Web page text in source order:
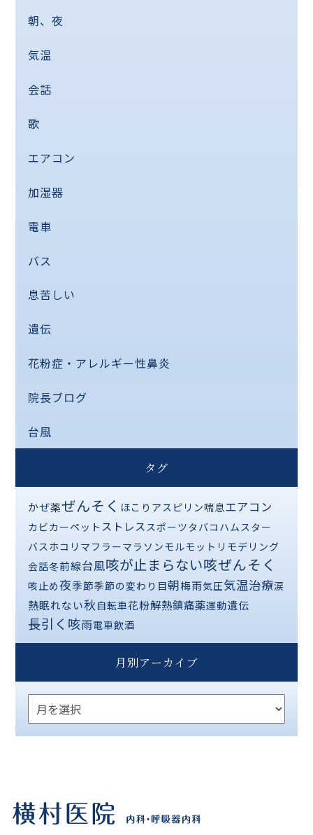
朝、夜
気温
会話
歌
エアコン
加湿器
電車
バス
息苦しい
遺伝
花粉症・アレルギー性鼻炎
院長ブログ
台風
タグ
かぜ薬ぜんそく ほこり アスピリン喘息エアコン
カビカーペット ストレス スポーツタバコ ハムスター
バス ホコリ マフラーマラソンモルモット リモデリング
会話冬前線台風咳が止まらない咳ぜんそく
咳止め夜季節季節の変わり目朝梅雨気圧気温治療涙
熱眠れない秋 自転車花粉解熱鎮痛薬運動遺伝
長引く咳雨電車飲酒
月別アーカイブ